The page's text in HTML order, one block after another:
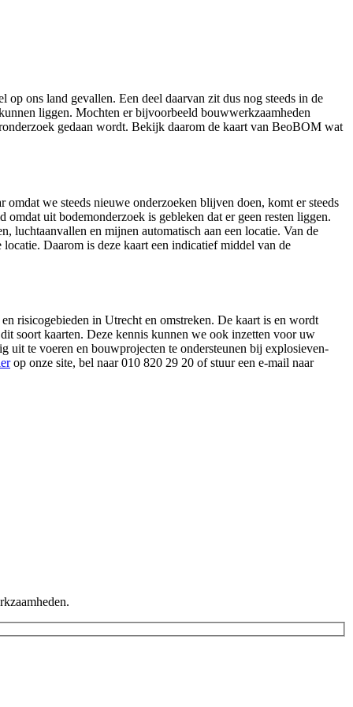
ons land gevallen. Een deel daarvan zit dus nog steeds in de
liggen. Mochten er bijvoorbeeld bouwwerkzaamheden
gedaan wordt. Bekijk daarom de kaart van BeoBOM wat
we steeds nieuwe onderzoeken blijven doen, komt er steeds
uit bodemonderzoek is gebleken dat er geen resten liggen.
luchtaanvallen en mijnen automatisch aan een locatie. Van de
Daarom is deze kaart een indicatief middel van de
risicogebieden in Utrecht en omstreken. De kaart is en wordt
soort kaarten. Deze kennis kunnen we ook inzetten voor uw
te voeren en bouwprojecten te ondersteunen bij explosieven-
op onze site, bel naar 010 820 29 20 of stuur een e-mail naar